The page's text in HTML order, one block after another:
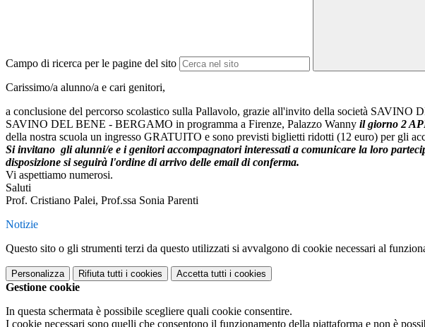
Campo di ricerca per le pagine del sito
Carissimo/a alunno/a e cari genitori,
a conclusione del percorso scolastico sulla Pallavolo, grazie all'invito della società
SAVINO DEL BENE - BERGAMO in programma a Firenze, Palazzo Wanny il giorno 2
della nostra scuola un ingresso GRATUITO e sono previsti biglietti ridotti (12 euro) per gli
Si invitano gli alunni/e e i genitori accompagnatori interessati a comunicare la loro
disposizione si seguirà l'ordine di arrivo delle email di conferma.
Vi aspettiamo numerosi.
Saluti
Prof. Cristiano Palei, Prof.ssa Sonia Parenti
Notizie
Questo sito o gli strumenti terzi da questo utilizzati si avvalgono di cookie necessari al
Personalizza Rifiuta tutti i cookies Accetta tutti i cookies
Gestione cookie
In questa schermata è possibile scegliere quali cookie consentire.
I cookie necessari sono quelli che consentono il funzionamento della piattaforma e non è